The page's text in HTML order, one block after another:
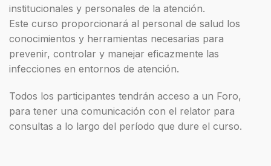
institucionales y personales de la atención.
Este curso proporcionará al personal de salud los
conocimientos y herramientas necesarias para
prevenir, controlar y manejar eficazmente las
infecciones en entornos de atención.
Todos los participantes tendrán acceso a un Foro,
para tener una comunicación con el relator para
consultas a lo largo del período que dure el curso.